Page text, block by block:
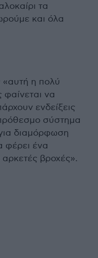
τα
και όλα
η πολύ
να
ενδείξεις
σύστημα
διαμόρφωση
φέρει ένα
αρκετές βροχές».